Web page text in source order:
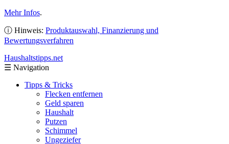
Mehr Infos.
ⓘ Hinweis: Produktauswahl, Finanzierung und
Bewertungsverfahren
Haushaltstipps.net
☰ Navigation
Tipps & Tricks
Flecken entfernen
Geld sparen
Haushalt
Putzen
Schimmel
Ungeziefer